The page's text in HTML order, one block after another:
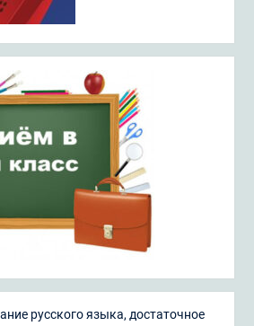
русского языка, достаточное